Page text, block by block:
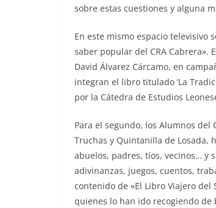
sobre estas cuestiones y alguna
En este mismo espacio televisivo
saber popular del CRA Cabrera».
David Álvarez Cárcamo, en
integran el libro titulado ‘La
por la Cátedra de Estudios
Para el segundo, los Alumnos del
Truchas y Quintanilla de Losada,
abuelos, padres, tíos, vecinos… y
adivinanzas, juegos, cuentos,
contenido de «El Libro Viajero del
quienes lo han ido recogiendo de